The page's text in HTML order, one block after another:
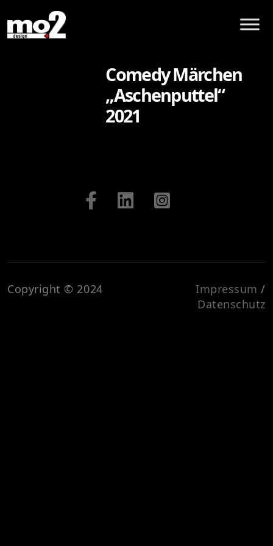
Comedy Märchen
„Aschenputtel“
2021
Copyright © 2024 Impressum /
Datenschutz